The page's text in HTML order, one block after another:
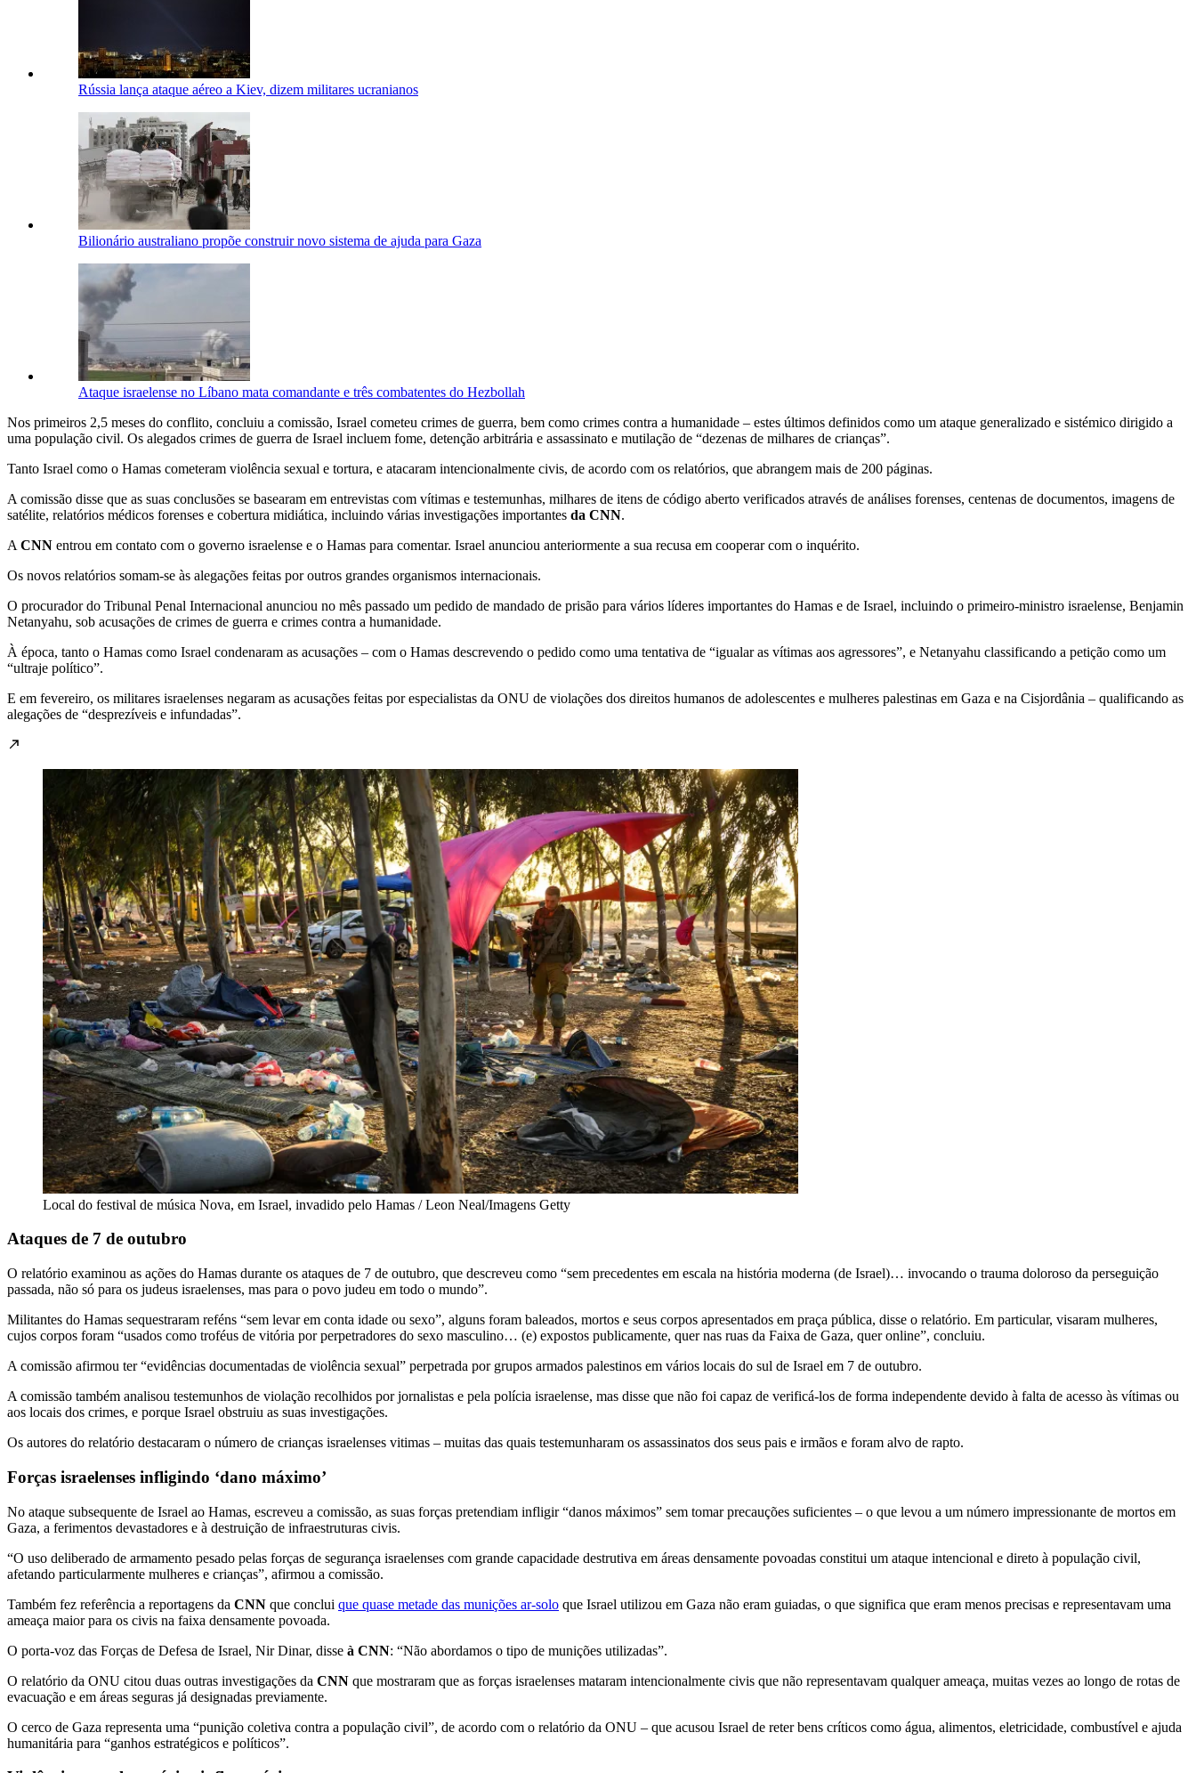
Rússia lança ataque aéreo a Kiev, dizem militares ucranianos
Bilionário australiano propõe construir novo sistema de ajuda para Gaza
Ataque israelense no Líbano mata comandante e três combatentes do Hezbollah
Nos primeiros 2,5 meses do conflito, concluiu a comissão, Israel cometeu crimes de guerra, bem como crimes contra a humanidade – estes últimos definidos como um ataque generalizado e sistémico dirigido a
uma população civil. Os alegados crimes de guerra de Israel incluem fome, detenção arbitrária e assassinato e mutilação de “dezenas de milhares de crianças”.
Tanto Israel como o Hamas cometeram violência sexual e tortura, e atacaram intencionalmente civis, de acordo com os relatórios, que abrangem mais de 200 páginas.
A comissão disse que as suas conclusões se basearam em entrevistas com vítimas e testemunhas, milhares de itens de código aberto verificados através de análises forenses, centenas de documentos, imagens de
satélite, relatórios médicos forenses e cobertura midiática, incluindo várias investigações importantes da CNN.
A CNN entrou em contato com o governo israelense e o Hamas para comentar. Israel anunciou anteriormente a sua recusa em cooperar com o inquérito.
Os novos relatórios somam-se às alegações feitas por outros grandes organismos internacionais.
O procurador do Tribunal Penal Internacional anunciou no mês passado um pedido de mandado de prisão para vários líderes importantes do Hamas e de Israel, incluindo o primeiro-ministro israelense, Benjamin
Netanyahu, sob acusações de crimes de guerra e crimes contra a humanidade.
À época, tanto o Hamas como Israel condenaram as acusações – com o Hamas descrevendo o pedido como uma tentativa de “igualar as vítimas aos agressores”, e Netanyahu classificando a petição como um
“ultraje político”.
E em fevereiro, os militares israelenses negaram as acusações feitas por especialistas da ONU de violações dos direitos humanos de adolescentes e mulheres palestinas em Gaza e na Cisjordânia – qualificando as
alegações de “desprezíveis e infundadas”.
Local do festival de música Nova, em Israel, invadido pelo Hamas / Leon Neal/Imagens Getty
Ataques de 7 de outubro
O relatório examinou as ações do Hamas durante os ataques de 7 de outubro, que descreveu como “sem precedentes em escala na história moderna (de Israel)… invocando o trauma doloroso da perseguição
passada, não só para os judeus israelenses, mas para o povo judeu em todo o mundo”.
Militantes do Hamas sequestraram reféns “sem levar em conta idade ou sexo”, alguns foram baleados, mortos e seus corpos apresentados em praça pública, disse o relatório. Em particular, visaram mulheres,
cujos corpos foram “usados ​​como troféus de vitória por perpetradores do sexo masculino… (e) expostos publicamente, quer nas ruas da Faixa de Gaza, quer online”, concluiu.
A comissão afirmou ter “evidências documentadas de violência sexual” perpetrada por grupos armados palestinos em vários locais do sul de Israel em 7 de outubro.
A comissão também analisou testemunhos de violação recolhidos por jornalistas e pela polícia israelense, mas disse que não foi capaz de verificá-los de forma independente devido à falta de acesso às vítimas ou
aos locais dos crimes, e porque Israel obstruiu as suas investigações.
Os autores do relatório destacaram o número de crianças israelenses vitimas – muitas das quais testemunharam os assassinatos dos seus pais e irmãos e foram alvo de rapto.
Forças israelenses infligindo ‘dano máximo’
No ataque subsequente de Israel ao Hamas, escreveu a comissão, as suas forças pretendiam infligir “danos máximos” sem tomar precauções suficientes – o que levou a um número impressionante de mortos em
Gaza, a ferimentos devastadores e à destruição de infraestruturas civis.
“O uso deliberado de armamento pesado pelas forças de segurança israelenses com grande capacidade destrutiva em áreas densamente povoadas constitui um ataque intencional e direto à população civil,
afetando particularmente mulheres e crianças”, afirmou a comissão.
Também fez referência a reportagens da CNN que conclui que quase metade das munições ar-solo que Israel utilizou em Gaza não eram guiadas, o que significa que eram menos precisas e representavam uma
ameaça maior para os civis na faixa densamente povoada.
O porta-voz das Forças de Defesa de Israel, Nir Dinar, disse à CNN: “Não abordamos o tipo de munições utilizadas”.
O relatório da ONU citou duas outras investigações da CNN que mostraram que as forças israelenses mataram intencionalmente civis que não representavam qualquer ameaça, muitas vezes ao longo de rotas de
evacuação e em áreas seguras já designadas previamente.
O cerco de Gaza representa uma “punição coletiva contra a população civil”, de acordo com o relatório da ONU – que acusou Israel de reter bens críticos como água, alimentos, eletricidade, combustível e ajuda
humanitária para “ganhos estratégicos e políticos”.